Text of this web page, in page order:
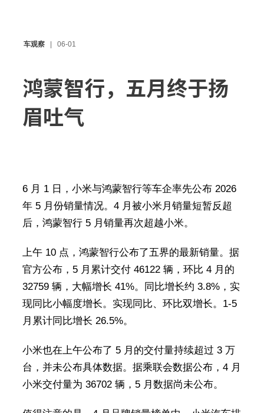
车观察 06-01
鸿蒙智行，五月终于扬
眉吐气
6 月 1 日，小米与鸿蒙智行等车企率先公布 2026
年 5 月份销量情况。4 月被小米月销量短暂反超
后，鸿蒙智行 5 月销量再次超越小米。
上午 10 点，鸿蒙智行公布了五界的最新销量。据
官方公布，5 月累计交付 46122 辆，环比 4 月的
32759 辆，大幅增长 41%。同比增长约 3.8%，实
现同比小幅度增长。实现同比、环比双增长。1-5
月累计同比增长 26.5%。
小米也在上午公布了 5 月的交付量持续超过 3 万
台，并未公布具体数据。据乘联会数据公布，4 月
小米交付量为 36702 辆，5 月数据尚未公布。